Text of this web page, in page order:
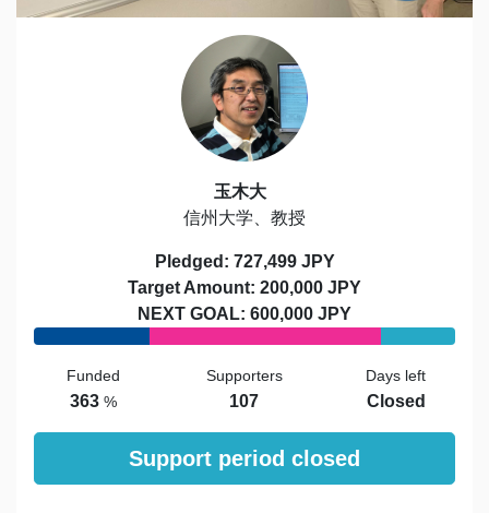
玉木大
信州大学、教授
Pledged: 727,499 JPY
Target Amount: 200,000 JPY
NEXT GOAL: 600,000 JPY
Funded
363 %
Supporters
107
Days left
Closed
Support period closed